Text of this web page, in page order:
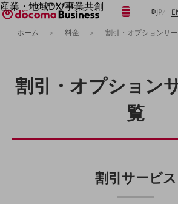
割引・オプション
覧
産業・地域DX/事業共創
OPEN HUB for Plural Futures
自律・分散・協調型社会の実現を目指し、
イベント/ウェビナー
記事コンテンツ
プレイヤー(カタリスト/パートナー企業)
産業・地域DXプラットフォーマーとして
JP日本
メニュー
開く
ホーム 料金 割引・オプションサ
割引サービス